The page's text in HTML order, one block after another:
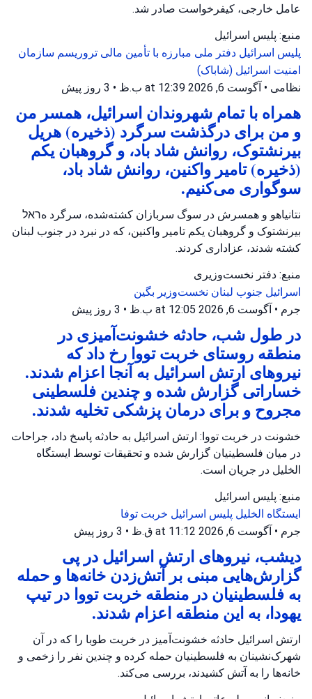
عامل خارجی، کیفرخواست صادر شد.
منبع: پلیس اسرائیل
پلیس اسرائیل دفتر ملی مبارزه با تأمین مالی تروریسم سازمان
امنیت اسرائیل (شاباک)
نظامی • آگوست 6, 2026 at 12:39 ب.ظ • 3 روز پیش
همراه با تمام شهروندان اسرائیل، همسر من
و من برای درگذشت سرگرد (ذخیره) هریل
بیرنشتوک، روانش شاد باد، و گروهبان یکم
(ذخیره) تامیر واکنین، روانش شاد باد،
سوگواری می‌کنیم.
نتانیاهو و همسرش در سوگ سربازان کشته‌شده، سرگرد هראל
بیرنشتوک و گروهبان یکم تامیر واکنین، که در نبرد در جنوب لبنان
کشته شدند، عزاداری کردند.
منبع: دفتر نخست‌وزیری
اسرائیل جنوب لبنان نخست‌وزیر بگین
جرم • آگوست 6, 2026 at 12:05 ب.ظ • 3 روز پیش
در طول شب، حادثه خشونت‌آمیزی در
منطقه روستای خربت تووا رخ داد که
نیروهای ارتش اسرائیل به آنجا اعزام شدند.
خساراتی گزارش شده و چندین فلسطینی
مجروح و برای درمان پزشکی تخلیه شدند.
خشونت در خربت تووا: ارتش اسرائیل به حادثه پاسخ داد، جراحات
در میان فلسطینیان گزارش شده و تحقیقات توسط ایستگاه
الخلیل در جریان است.
منبع: پلیس اسرائیل
ایستگاه الخلیل پلیس اسرائیل خربت توفا
جرم • آگوست 6, 2026 at 11:12 ق.ظ • 3 روز پیش
دیشب، نیروهای ارتش اسرائیل در پی
گزارش‌هایی مبنی بر آتش‌زدن خانه‌ها و حمله
به فلسطینیان در منطقه خربت تووا در تیپ
یهودا، به این منطقه اعزام شدند.
ارتش اسرائیل حادثه خشونت‌آمیز در خربت طوبا را که در آن
شهرک‌نشینان به فلسطینیان حمله کرده و چندین نفر را زخمی و
خانه‌ها را به آتش کشیدند، بررسی می‌کند.